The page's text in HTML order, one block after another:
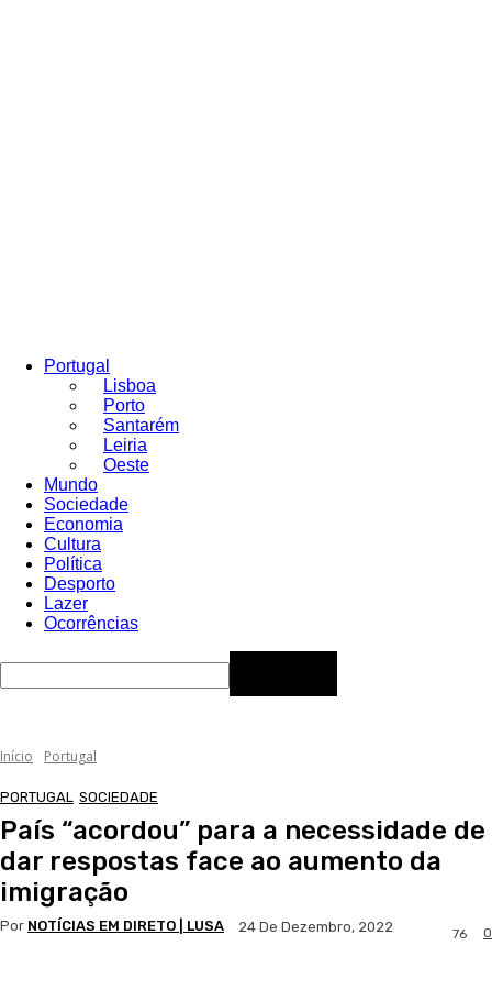
Portugal
Lisboa
Porto
Santarém
Leiria
Oeste
Mundo
Sociedade
Economia
Cultura
Política
Desporto
Lazer
Ocorrências
Início Portugal
PORTUGAL SOCIEDADE
País “acordou” para a necessidade de
dar respostas face ao aumento da
imigração
Por NOTÍCIAS EM DIRETO | LUSA 24 De Dezembro, 2022 0
76